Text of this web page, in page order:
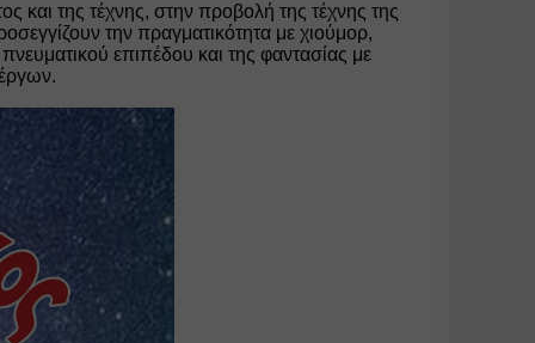
και της τέχνης, στην προβολή της τέχνης της
την πραγματικότητα με χιούμορ,
επιπέδου και της φαντασίας με